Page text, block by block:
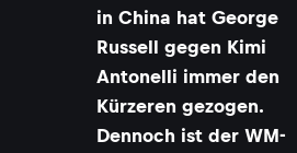
in China hat George
Russell gegen Kimi
Antonelli immer den
Kürzeren gezogen.
Dennoch ist der WM-